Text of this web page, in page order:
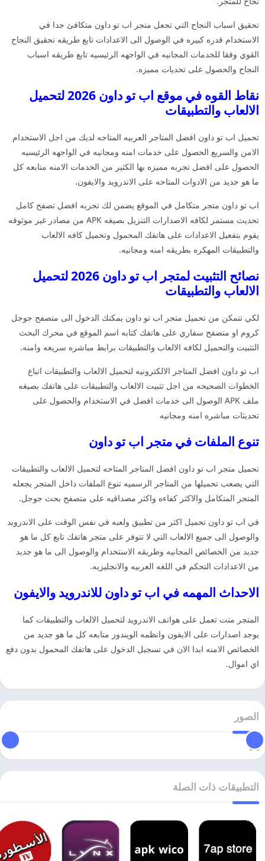
تحقيق اسباب النجاح التي تجعل متجر اب تو داون متكافئ جدا في
الاستخدام قدره كبيره في الوصول الى الاعدادات تابع طريقه تحقيق النجاح
القوي وفقا للخدمات المجانيه في الواجهه الرئيسيه تابع طريقه اسباب
النجاح والحصول على تحديات مميزه.
نقاط القوه في موقع اب تو داون 2026 لتحميل
الالعاب والتطبيقات
تحميل اب تو داون افضل المتاجر العربيه المتاحه لديك من اجل الاستخدام
الامن والسريع الحصول على خدمات امنه ومجانيه في الواجهه الرئيسيه
الحصول على افضل تجربه مميزه بها الكثير من الخدمات الامنه متابعه كل
ما هو جديد من الادوات المتاحه على الاندرويد والايفون.
اب تو داون متجر متكامل في الموقع يضمن لك تجربه افضل تصفح كامل
تحديث مستمر لكافه الاصدارات التنزيل بصيغه APK من مصادر غير موثوقه
يقوم بتفعيل الاعدادات على هاتفك المحمول وتحميل كافه الالعاب
والتطبيقات المهكره بطريقه امنه ومجانيه.
نصائح التثبيت لمتجر اب تو داون 2026 لتحميل
الالعاب والتطبيقات
لكي تتمكن من تحميل متجر اب تو داون يمكنك الدخول الى متصفح جوجل
كروم او متصفح سفاري على هاتفك كتابه اسم الموقع في محرك البحث
التثبيت والتحميل لكافه الالعاب والتطبيقات برابط مباشره سريعه وامنه.
اب تو داون افضل المتاجر الالكترونيه لتحميل الالعاب والتطبيقات اتباع
الخطوات الصحيحه من اجل تثبيت الالعاب والتطبيقات على هاتفك بصيغه
ملف APK الوصول الى خدمات افضل في الاستخدام والحصول على
تحديثات مباشره امنه ومجانيه
تنوع الملفات في متجر اب تو داون
تحميل متجر اب تو داون افضل المتاجر المتاحه لتحميل الالعاب والتطبيقات
التي يصعب تحميلها من المتاجر الرسميه تنوع الملفات داخل المتجر يجعله
المتجر المتكامل والاكثر كفاءه واكثر مصداقيه على متصفح بحث جوجل.
في اب تو داون تحميل اكثر من تطبيق ولعبه في نفس الوقت على الاندرويد
والوصول الى جميع الالعاب التي لا تتوفر على متجر هاتفك تابع كل ما هو
جديد من الخصائص المجانيه وطريقه الاستخدام والوصول الى ما هو جديد
من الاعدادات التحكم في اللغه العربيه والانجليزيه.
الاحداث المهمه في اب تو داون للاندرويد والايفون
المتجر متت تعمل على هواتف الاندرويد لتحميل الالعاب والتطبيقات كما
يوجد اصدارات على الايفون وانظمه الويندوز متابعه كل ما هو جديد من
الخصائص الامنه ابدا الان في تسجيل الدخول على هاتفك المحمول بدون دفع
اي اموال.
الصور
التطبيقات ذات الصلة